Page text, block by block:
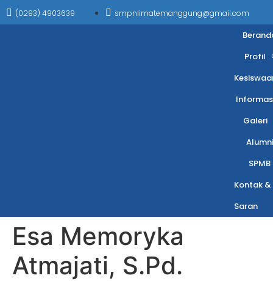
(0293) 4903639 smpnlimatemanggung@gmail.com
Profil
Galeri
Alumni
SPMB
Kontak &
Saran
Esa Memoryka
Atmajati, S.Pd.